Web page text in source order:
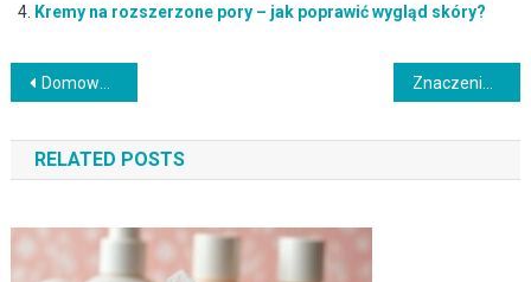
Kremy na rozszerzone pory – jak poprawić wygląd skóry?
Nawigacja
wpisu
Domowe sposoby na podrażnioną skórę – naturalne metody i porady
RELATED POSTS